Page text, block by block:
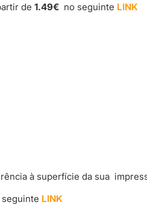
de1.49€ no seguinte LINK
à superfície da sua
LINK